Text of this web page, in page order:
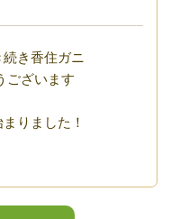
き香住ガニ
ございます
りました！